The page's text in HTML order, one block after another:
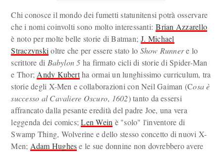
Chi conosce il mondo dei fumetti statunitensi potrà osservare
che i nomi coinvolti sono molto interessanti:Brian Azzarello
è noto per molte belle storie di Batman;J. Michael
Straczynski oltre che per essere stato lo Show Runnere lo
scrittore di Babylon 5 ha firmato cicli di storie di Spider-Man
e Thor; Andy Kubertha ormai un lunghissimo curriculum, tra
storie degli X-Men e collaborazioni con Neil Gaiman (Cosa è
successo al Cavaliere Oscuro, 1602) tanto da essersi
affrancato dalla pesante eredità del padre Joe, una vera
leggenda dei comics;Len Wein è "solo" l'inventore di
Swamp Thing, Wolverine e dello stesso concetto di nuovi X-
Men; Adam Hughese le sue donnine non dovrebbero avere